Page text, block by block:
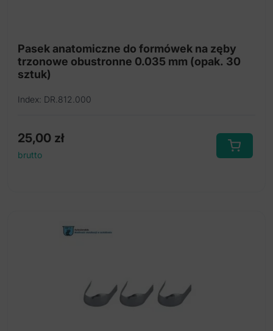
Pasek anatomiczne do formówek na zęby
trzonowe obustronne 0.035 mm (opak. 30
sztuk)
Index: DR.812.000
25,00 zł
brutto